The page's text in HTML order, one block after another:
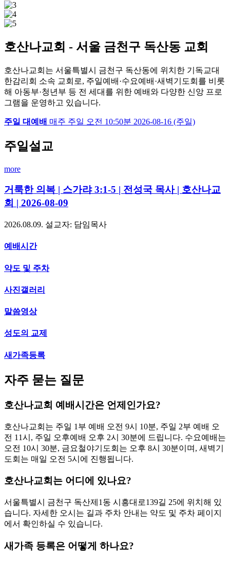
호산나교회 - 서울 금천구 독산동 교회
호산나교회는 서울특별시 금천구 독산동에 위치한 기독교대
한감리회 소속 교회로, 주일예배·수요예배·새벽기도회를 비롯
해 아동부·청년부 등 전 세대를 위한 예배와 다양한 신앙 프로
그램을 운영하고 있습니다.
주일 대예배 매주 주일 오전 10:50분 2026-08-16 (주일)
주일설교
more
거룩한 의복 | 스가랴 3:1-5 | 전성국 목사 | 호산나교
회 | 2026-08-09
2026.08.09. 설교자: 담임목사
예배시간
약도 및 주차
사진갤러리
말씀영상
성도의 교제
새가족등록
자주 묻는 질문
호산나교회 예배시간은 언제인가요?
호산나교회는 주일 1부 예배 오전 9시 10분, 주일 2부 예배 오
전 11시, 주일 오후예배 오후 2시 30분에 드립니다. 수요예배는
오전 10시 30분, 금요철야기도회는 오후 8시 30분이며, 새벽기
도회는 매일 오전 5시에 진행됩니다.
호산나교회는 어디에 있나요?
서울특별시 금천구 독산제1동 시흥대로139길 25에 위치해 있
습니다. 자세한 오시는 길과 주차 안내는 약도 및 주차 페이지
에서 확인하실 수 있습니다.
새가족 등록은 어떻게 하나요?